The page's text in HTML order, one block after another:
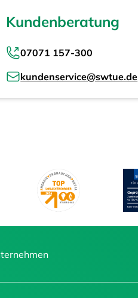
Kundenberatung
07071 157-300
kundenservice@swtue.de